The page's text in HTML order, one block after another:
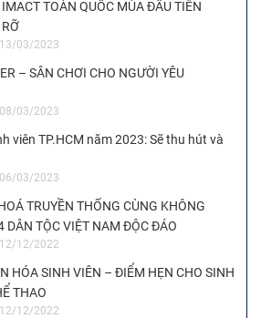
TOÀN QUỐC MÙA ĐẦU TIÊN
03/2023
– SÂN CHƠI CHO NGƯỜI YÊU
03/2023
viên TP.HCM năm 2023: Sẽ thu hút và
03/2023
TRUYỀN THỐNG CÙNG KHÔNG
DÂN TỘC VIỆT NAM ĐỘC ĐÁO
12/2022
HÓA SINH VIÊN – ĐIỂM HẸN CHO SINH
THAO
12/2022